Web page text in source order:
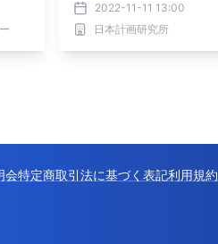
2022-11-11 13:00
日本計画研究所
会特定商取引法に基づく表記利用規約